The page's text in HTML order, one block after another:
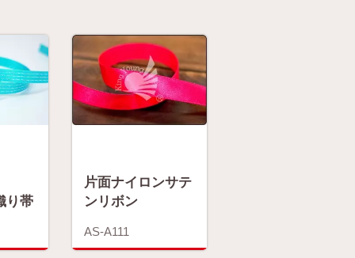
り帯
片面ナイロンサテ
ンリボン
AS-A111